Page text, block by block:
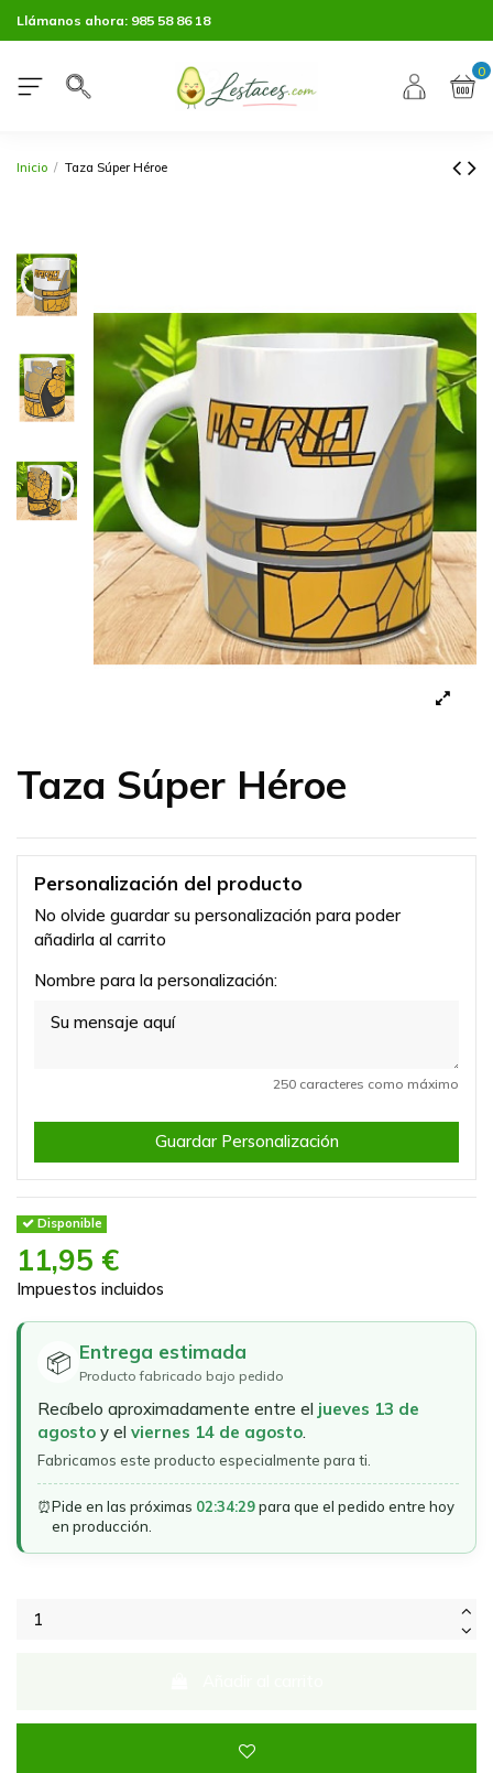
Llámanos ahora: 985 58 86 18
0
Inicio Taza Súper Héroe
Taza Súper Héroe
Personalización del producto
No olvide guardar su personalización para poder
añadirla al carrito
Nombre para la personalización:
250 caracteres como máximo
Guardar Personalización
Disponible
11,95 €
Impuestos incluidos
📦 Entrega estimada
Producto fabricado bajo pedido
Recíbelo aproximadamente entre el jueves 13 de
agosto y el viernes 14 de agosto.
Fabricamos este producto especialmente para ti.
⏰Pide en las próximas 02:34:29para que el pedido entre hoy
en producción.